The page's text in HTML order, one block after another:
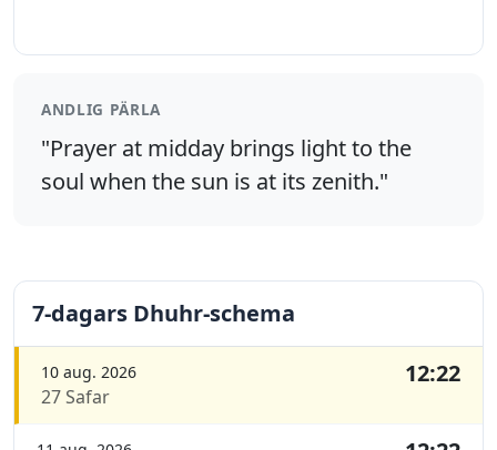
ANDLIG PÄRLA
"Prayer at midday brings light to the
soul when the sun is at its zenith."
7-dagars Dhuhr-schema
10 aug. 2026
27 Safar
12:22